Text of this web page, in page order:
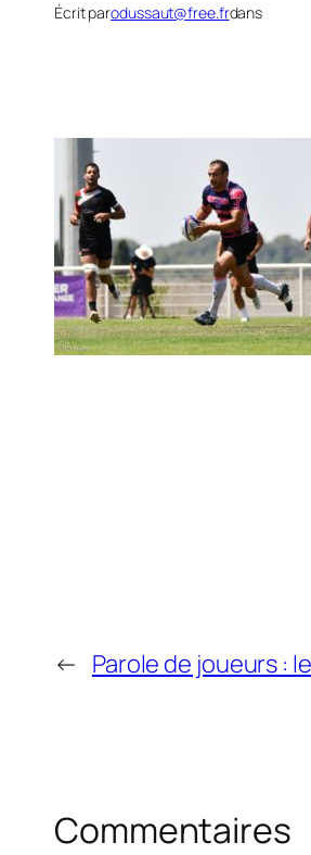
Écrit parodussaut@free.frdans
← Parole de joueurs :
Commentaires